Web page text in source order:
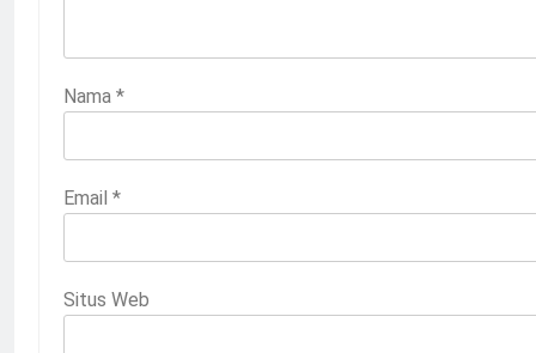
Nama *
Email *
Situs Web